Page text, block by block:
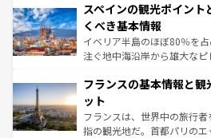
ろん、トスカーナの美しい
景など、自然景観も見逃せな
ピザやパスタなど、絶品の
できる。朝目覚めてから夜
なお、新着のイタリア情報は
しい。
スペインの観光ポイント
くべき基本情報
イベリア半島のほぼ80％を
注ぐ地中海沿岸から雄大な
文化が根付くこの国では、
れる闘牛、そして美味しいタ
る。首都マドリードの洗練
アートに溢れた街角から、
フランスの基本情報と
ット
フランスは、世界中の旅行
指の観光地だ。首都パリの